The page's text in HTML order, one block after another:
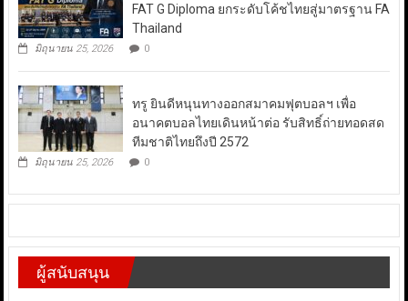
FAT G Diploma ยกระดับโค้ชไทยสู่มาตรฐาน FA
Thailand
มิถุนายน 25, 2026 0
ทรู ยินดีหนุนทางออกสมาคมฟุตบอลฯ เพื่อ
อนาคตบอลไทยเดินหน้าต่อ รับสิทธิ์ถ่ายทอดสด
ทีมชาติไทยถึงปี 2572
มิถุนายน 25, 2026 0
ผู้สนับสนุน